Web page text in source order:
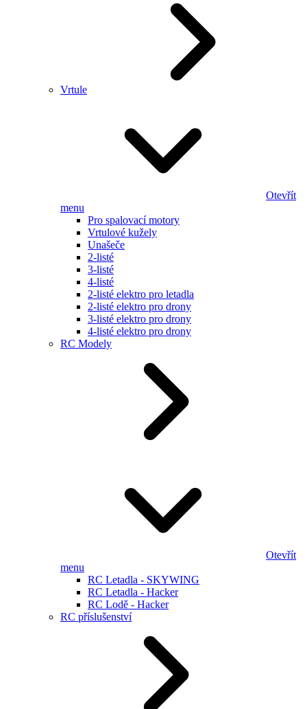
Vrtule
Otevřít
menu
Pro spalovací motory
Vrtulové kužely
Unašeče
2-listé
3-listé
4-listé
2-listé elektro pro letadla
2-listé elektro pro drony
3-listé elektro pro drony
4-listé elektro pro drony
RC Modely
Otevřít
menu
RC Letadla - SKYWING
RC Letadla - Hacker
RC Lodě - Hacker
RC příslušenství